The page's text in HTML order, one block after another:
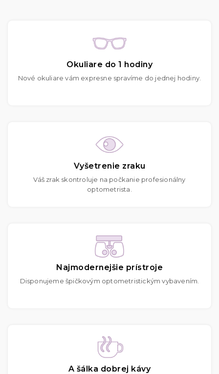
Okuliare do 1 hodiny
Nové okuliare vám expresne spravíme do jednej hodiny.
Vyšetrenie zraku
Váš zrak skontroluje na počkanie profesionálny
optometrista.
Najmodernejšie prístroje
Disponujeme špičkovým optometristickým vybavením.
A šálka dobrej kávy